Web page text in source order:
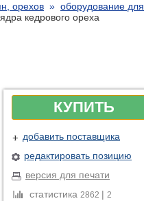
орехов » оборудование для
кедрового ореха
КУПИТЬ
добавить поставщика
редактировать позицию
версия для печати
статистика 2862 | 2